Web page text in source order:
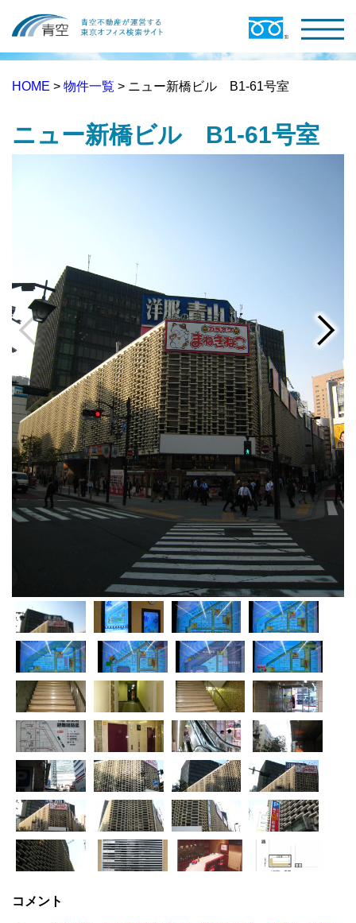
HOME > 物件一覧 > ニュー新橋ビル B1-61号室
ニュー新橋ビル B1-61号室
コメント